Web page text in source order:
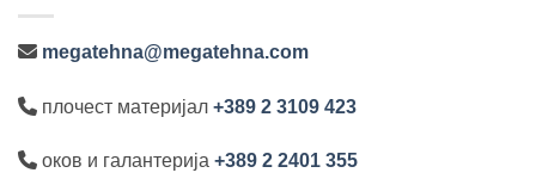
megatehna@megatehna.com
плочест материјал +389 2 3109 423
оков и галантерија +389 2 2401 355